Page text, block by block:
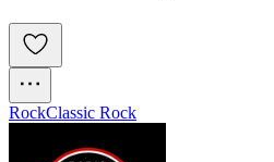
RockClassic Rock